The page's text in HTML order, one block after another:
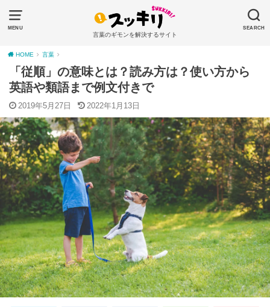
MENU SEARCH
言葉のギモンを解決するサイト
HOME 言葉
「従順」の意味とは？読み方は？使い方から
英語や類語まで例文付きで
2019年5月27日 2022年1月13日